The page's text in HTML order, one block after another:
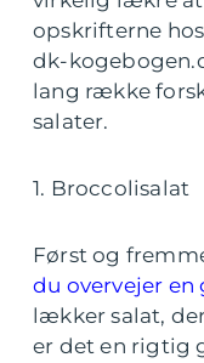
opskrifterne
dk-
lang række
salater.
1. Broccolisalat
Først og
du overvejer
lækker salat,
er det en rigtig